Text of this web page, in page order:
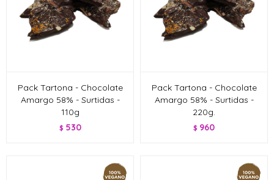
Pack Tartona - Chocolate
Amargo 58% - Surtidas -
110g
$ 530
Pack Tartona - Chocolate
Amargo 58% - Surtidas -
220g.
$ 960